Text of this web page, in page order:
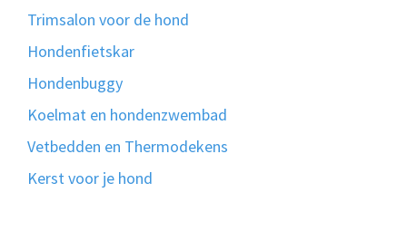
Trimsalon voor de hond
Hondenfietskar
Hondenbuggy
Koelmat en hondenzwembad
Vetbedden en Thermodekens
Kerst voor je hond